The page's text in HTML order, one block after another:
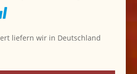
liefern wir in Deutschland